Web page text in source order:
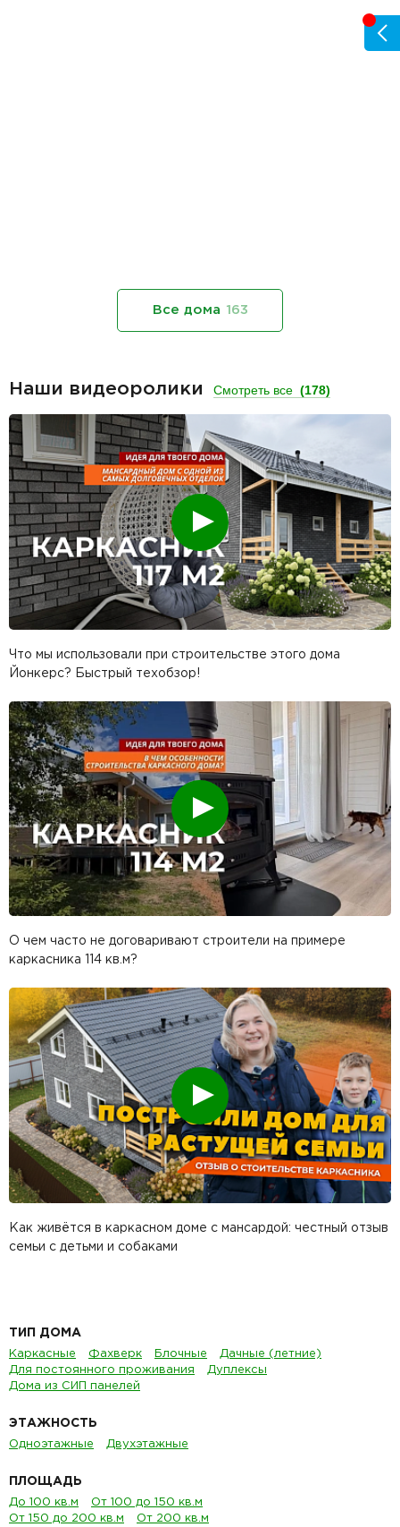
Все дома 163
Наши видеоролики Смотреть все (178)
Смотреть
Что мы использовали при строительстве этого дома
Йонкерс? Быстрый техобзор!
Смотреть
О чем часто не договаривают строители на примере
каркасника 114 кв.м?
Смотреть
Как живётся в каркасном доме с мансардой: честный отзыв
семьи с детьми и собаками
ТИП ДОМА
Каркасные Фахверк Блочные
Дачные (летние)
Для постоянного проживания
Дуплексы
Дома из СИП панелей
ЭТАЖНОСТЬ
Одноэтажные Двухэтажные
ПЛОЩАДЬ
До 100 кв.м
От 100 до 150 кв.м
От 150 до 200 кв.м
От 200 кв.м